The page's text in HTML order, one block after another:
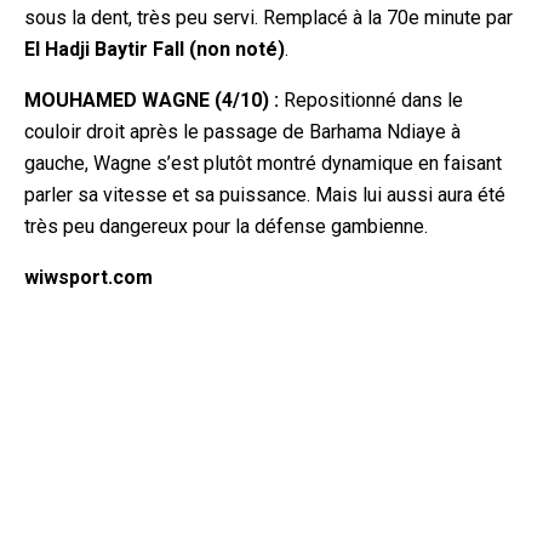
sous la dent, très peu servi. Remplacé à la 70e minute par
El Hadji Baytir Fall (non noté).
MOUHAMED WAGNE (4/10) : Repositionné dans le
couloir droit après le passage de Barhama Ndiaye à
gauche, Wagne s’est plutôt montré dynamique en faisant
parler sa vitesse et sa puissance. Mais lui aussi aura été
très peu dangereux pour la défense gambienne.
wiwsport.com